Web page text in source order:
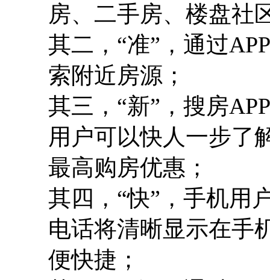
房、二手房、楼盘社
其二，“准”，通过
索附近房源；
其三，“新”，搜房
用户可以快人一步了
最高购房优惠；
其四，“快”，手机用
电话将清晰显示在手
便快捷；